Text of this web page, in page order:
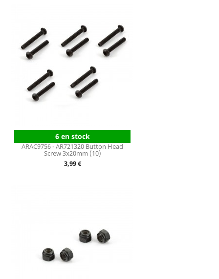
6 en stock
ARAC9756 - AR721320 Button Head
Screw 3x20mm (10)
Prix
3,99 €